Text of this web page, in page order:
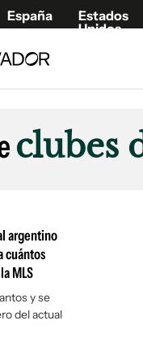
España
Estados
Unidos
clubes
argentino
cuántos
MLS
y se
del actual